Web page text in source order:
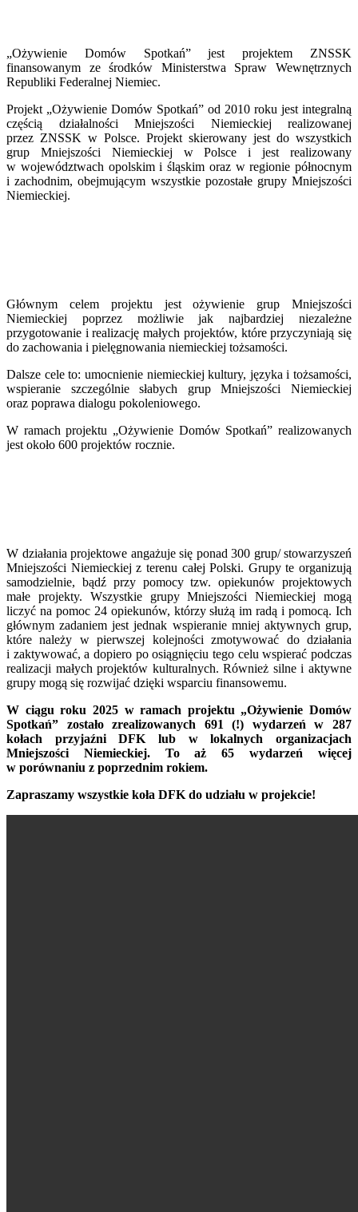
„Ożywienie Domów Spotkań” jest projektem ZNSSK
finansowanym ze środków Ministerstwa Spraw Wewnętrznych
Republiki Federalnej Niemiec.
Projekt „Ożywienie Domów Spotkań” od 2010 roku jest integralną
częścią działalności Mniejszości Niemieckiej realizowanej
przez ZNSSK w Polsce. Projekt skierowany jest do wszystkich
grup Mniejszości Niemieckiej w Polsce i jest realizowany
w województwach opolskim i śląskim oraz w regionie północnym
i zachodnim, obejmującym wszystkie pozostałe grupy Mniejszości
Niemieckiej.
Głównym celem projektu jest ożywienie grup Mniejszości
Niemieckiej poprzez możliwie jak najbardziej niezależne
przygotowanie i realizację małych projektów, które przyczyniają się
do zachowania i pielęgnowania niemieckiej tożsamości.
Dalsze cele to: umocnienie niemieckiej kultury, języka i tożsamości,
wspieranie szczególnie słabych grup Mniejszości Niemieckiej
oraz poprawa dialogu pokoleniowego.
W ramach projektu „Ożywienie Domów Spotkań” realizowanych
jest około 600 projektów rocznie.
W działania projektowe angażuje się ponad 300 grup/ stowarzyszeń
Mniejszości Niemieckiej z terenu całej Polski. Grupy te organizują
samodzielnie, bądź przy pomocy tzw. opiekunów projektowych
małe projekty. Wszystkie grupy Mniejszości Niemieckiej mogą
liczyć na pomoc 24 opiekunów, którzy służą im radą i pomocą. Ich
głównym zadaniem jest jednak wspieranie mniej aktywnych grup,
które należy w pierwszej kolejności zmotywować do działania
i zaktywować, a dopiero po osiągnięciu tego celu wspierać podczas
realizacji małych projektów kulturalnych. Również silne i aktywne
grupy mogą się rozwijać dzięki wsparciu finansowemu.
W ciągu roku 2025 w ramach projektu „Ożywienie Domów
Spotkań” zostało zrealizowanych 691 (!) wydarzeń w 287
kołach przyjaźni DFK lub w lokalnych organizacjach
Mniejszości Niemieckiej. To aż 65 wydarzeń więcej
w porównaniu z poprzednim rokiem.
Zapraszamy wszystkie koła DFK do udziału w projekcie!